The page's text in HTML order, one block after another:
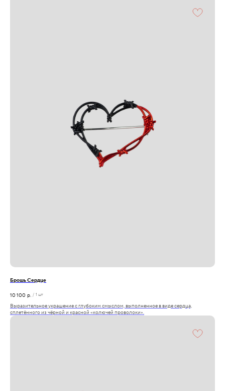
Брошь Сердце
10 100 р. / 1 шт
Выразительное украшение с глубоким смыслом, выполненное в виде сердца,
сплетённого из чёрной и красной «колючей проволоки».